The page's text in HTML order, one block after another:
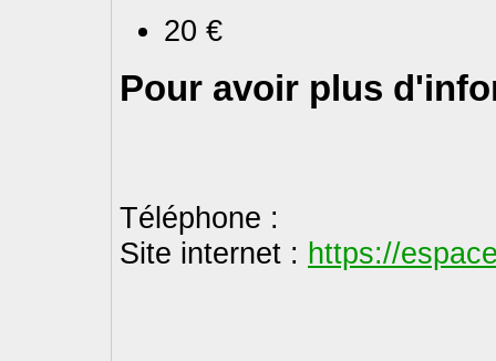
20 €
Pour avoir plus
Téléphone :
Site internet : https://